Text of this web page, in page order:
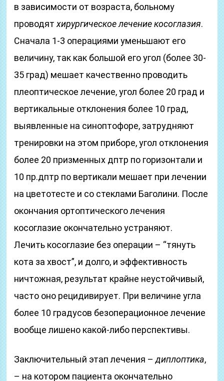
в зависимости от возраста, больному
проводятхирургическое лечение косоглазия.
Сначала 1-3 операциями уменьшают его
величину, так как большой его угол (более 30-
35 град) мешает качественно проводить
плеоптическое лечение, угол более 20 град и
вертикальные отклонения более 10 град,
выявленные на синоптофоре, затрудняют
тренировки на этом приборе, угол отклонения
более 20 призменных дптр по горизонтали и
10 пр.дптр по вертикали мешает при лечении
на цветотесте и со стеклами Баголини. После
окончания ортоптического лечения
косоглазие окончательно устраняют.
Лечить косоглазие без операции – “тянуть
кота за хвост”, и долго, и эффективность
ничтожная, результат крайне неустойчивый,
часто оно рецидивирует. При величине угла
более 10 градусов безоперационное лечение
вообще лишено какой-либо перспективы.
Заключительный этап лечения –диплоптика,
– на котором пациента окончательно